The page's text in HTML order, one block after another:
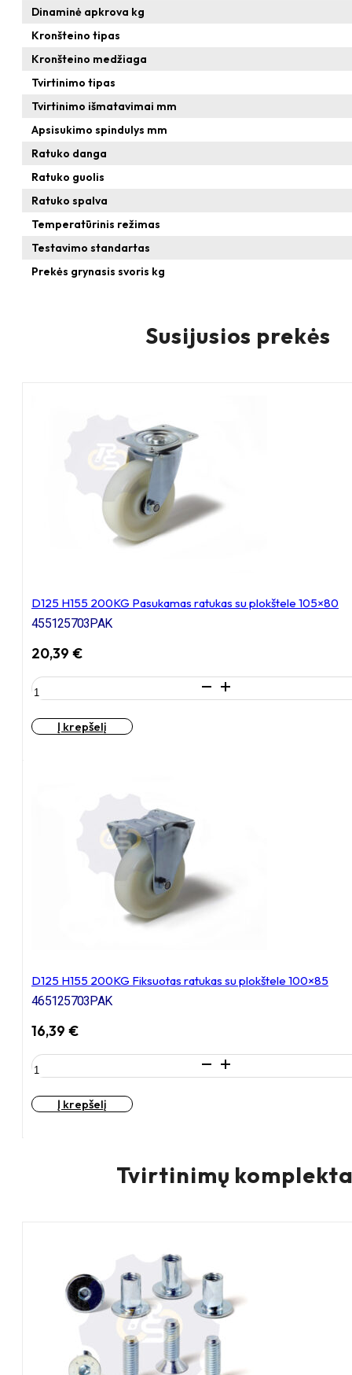
Dinaminė apkrova kg
Kronšteino tipas
Kronšteino medžiaga
Tvirtinimo tipas
Tvirtinimo išmatavimai mm
Apsisukimo spindulys mm
Ratuko danga
Ratuko guolis
Ratuko spalva
Temperatūrinis režimas
Testavimo standartas
Prekės grynasis svoris kg
Susijusios prekės
D125 H155 200KG Pasukamas ratukas su plokštele 105×80
455125703PAK
20,39 €
produkto
kiekis:
D125
H155Į krepšelį
D125 H155 200KG Fiksuotas ratukas su plokštele 100×85
465125703PAK
16,39 €
produkto
kiekis:
D125
H155Į krepšelį
Tvirtinimų